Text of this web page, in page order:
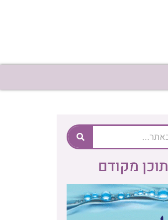
תוכן מקודם